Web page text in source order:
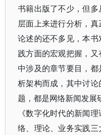
书籍出版了不少，但
层面上来进行分析，
论述的还不多见，本
践方面的宏观把握，
中涉及的章节要目，
析架构而成，其中讨
题，都是网络新闻发展
《数字化时代的新闻
络、理论、业务实践